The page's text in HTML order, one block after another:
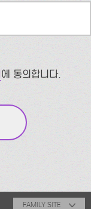
에 동의합니다.
FAMILY SITE